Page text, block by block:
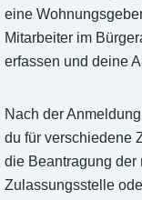
eine
Mitarbeiter im
erfassen und deine
Nach der
du für verschiedene
die Beantragung
Zulassungsstelle